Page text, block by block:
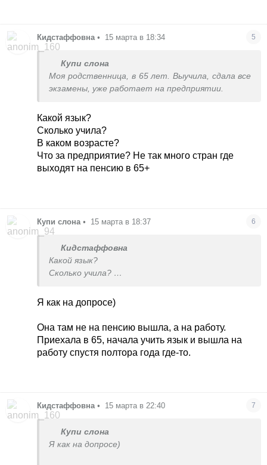
Кидстаффовна • 15 марта в 18:34 5
Купи слона
Моя родственница, в 65 лет. Выучила, сдала все
экзамены, уже работает на предприятии.
Какой язык?
Сколько учила?
В каком возрасте?
Что за предприятие? Не так много стран где
выходят на пенсию в 65+
Купи слона • 15 марта в 18:37 6
Кидстаффовна
Какой язык?
Сколько учила?
Что за предприятие? Не так много стран где
выходят на пенсию в 65+
Я как на допросе)
Она там не на пенсию вышла, а на работу.
Приехала в 65, начала учить язык и вышла на
работу спустя полтора года где-то.
Кидстаффовна • 15 марта в 22:40 7
Купи слона
Я как на допросе)